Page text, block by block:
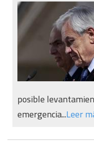
posible
emergencia...Leer